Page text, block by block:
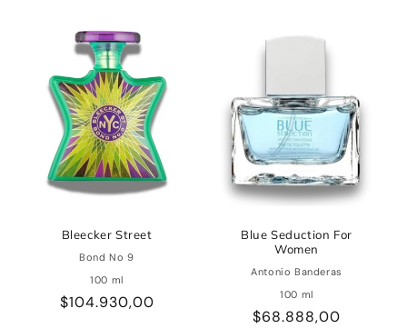
Bleecker Street
Bond No 9
100 ml
Precio
$104.930,00
Blue Seduction For
Women
Antonio Banderas
100 ml
Precio
$68.888,00